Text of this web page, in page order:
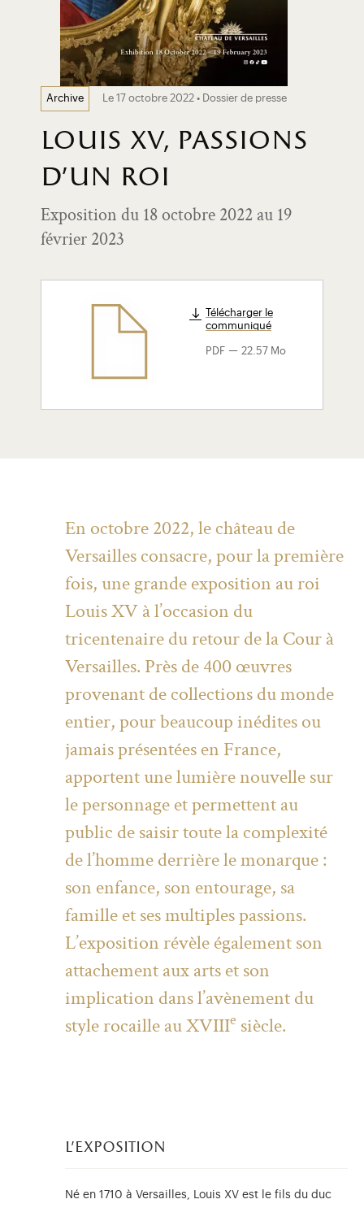
Archive Le 17 octobre 2022 • Dossier de presse
louis xv, passions
d’un roi
Exposition du 18 octobre 2022 au 19
février 2023
Télécharger le
communiqué
PDF 22.57 Mo
En octobre 2022, le château de
Versailles consacre, pour la première
fois, une grande exposition au roi
Louis XV à l’occasion du
tricentenaire du retour de la Cour à
Versailles. Près de 400 œuvres
provenant de collections du monde
entier, pour beaucoup inédites ou
jamais présentées en France,
apportent une lumière nouvelle sur
le personnage et permettent au
public de saisir toute la complexité
de l’homme derrière le monarque :
son enfance, son entourage, sa
famille et ses multiples passions.
L’exposition révèle également son
attachement aux arts et son
implication dans l’avènement du
style rocaille au XVIIIe siècle.
l'exposition
Né en 1710 à Versailles, Louis XV est le fils du duc